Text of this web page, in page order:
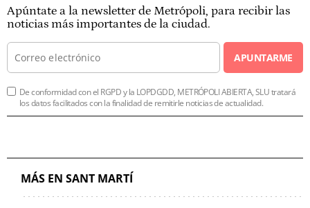
Apúntate a la newsletter de Metrópoli, para recibir las
noticias más importantes de la ciudad.
APUNTARME
De conformidad con el RGPD y la LOPDGDD, METRÓPOLI ABIERTA, SLU tratará
los datos facilitados con la finalidad de remitirle noticias de actualidad.
MÁS EN SANT MARTÍ